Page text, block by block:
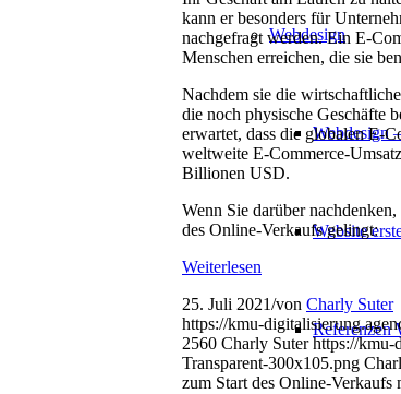
Webdesign
Webdesign
Website
Referenzen
kann er besonders für
nachgefragt werden. Ein E-
Menschen erreichen, die sie
Nachdem sie die
die noch physische Geschäfte
erwartet, dass die globalen E-
weltweite E-Commerce-
Billionen USD.
Wenn Sie darüber
des Online-Verkaufs gelingt:
Weiterlesen
25. Juli 2021/von Charly Suter
https://kmu-
2560 Charly Suter https://kmu-
Transparent-300x105.png
zum Start des Online-Verkaufs